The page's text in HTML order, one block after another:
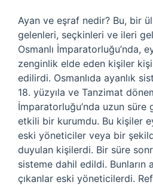
Ayan ve eşraf nedir? Bu, bir
gelenleri, seçkinleri ve ileri
Osmanlı İmparatorluğu’nda,
zenginlik elde eden kişiler
edilirdi. Osmanlıda ayanlık
18. yüzyıla ve Tanzimat
İmparatorluğu’nda uzun süre
etkili bir kurumdu. Bu kişiler
eski yöneticiler veya bir
duyulan kişilerdi. Bir süre
sisteme dahil edildi. Bunların
çıkanlar eski yöneticilerdi.